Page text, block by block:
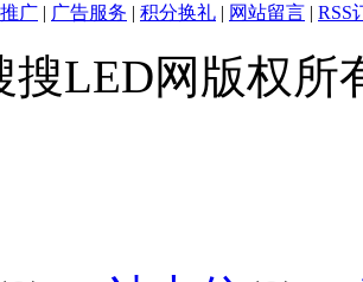
广 广告服务 积分换礼 网站留言 RSS
搜LED网版权